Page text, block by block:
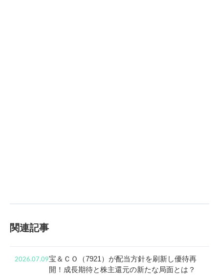
関連記事
2026.07.09宝＆ＣＯ（7921）が配当方針を刷新し優待再
開！成長期待と株主還元の新たな局面とは？